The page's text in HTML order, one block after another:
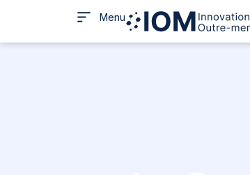
Menu